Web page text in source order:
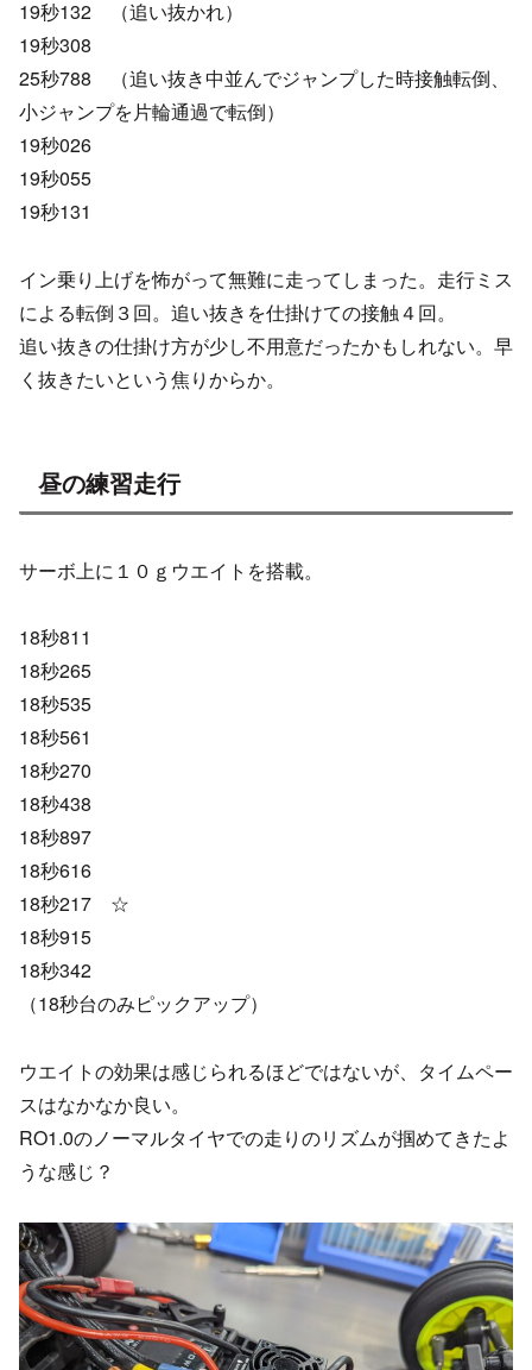
19秒132 （追い抜かれ）
19秒308
25秒788 （追い抜き中並んでジャンプした時接触転倒、
小ジャンプを片輪通過で転倒）
19秒026
19秒055
19秒131
イン乗り上げを怖がって無難に走ってしまった。走行ミス
による転倒３回。追い抜きを仕掛けての接触４回。
追い抜きの仕掛け方が少し不用意だったかもしれない。早
く抜きたいという焦りからか。
昼の練習走行
サーボ上に１０ｇウエイトを搭載。
18秒811
18秒265
18秒535
18秒561
18秒270
18秒438
18秒897
18秒616
18秒217 ☆
18秒915
18秒342
（18秒台のみピックアップ）
ウエイトの効果は感じられるほどではないが、タイムペー
スはなかなか良い。
RO1.0のノーマルタイヤでの走りのリズムが掴めてきたよ
うな感じ？